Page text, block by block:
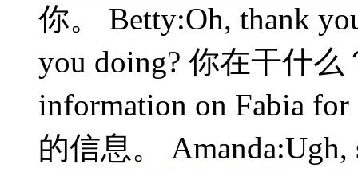
你。 Betty:Oh, thank
you doing? 你在干什么
information on Fabia
的信息。 Amanda:Ugh,